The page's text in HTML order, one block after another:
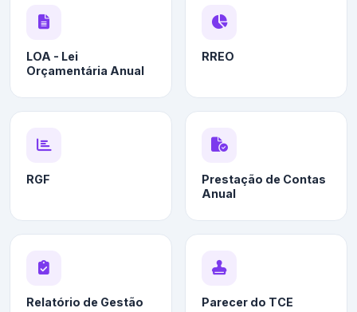
LOA - Lei
Orçamentária Anual
RREO
RGF
Prestação de Contas
Anual
Relatório de Gestão Parecer do TCE